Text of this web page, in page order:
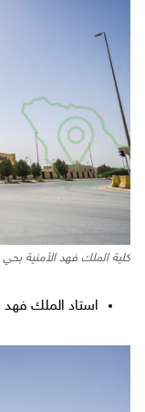
كلية الملك فهد الأمنية بحي
استاد الملك فهد